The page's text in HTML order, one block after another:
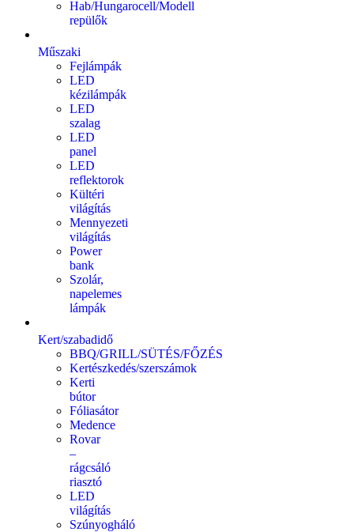
Hab/Hungarocell/Modell
repülők
Műszaki
Fejlámpák
LED
kézilámpák
LED
szalag
LED
panel
LED
reflektorok
Kültéri
világítás
Mennyezeti
világítás
Power
bank
Szolár,
napelemes
lámpák
Kert/szabadidő
BBQ/GRILL/SÜTÉS/FŐZÉS
Kertészkedés/szerszámok
Kerti
bútor
Fóliasátor
Medence
Rovar
–
rágcsáló
riasztó
LED
világítás
Szúnyogháló